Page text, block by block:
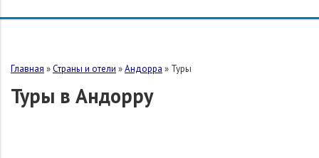
Главная »Страны и отели »Андорра » Туры
Туры в Андорру